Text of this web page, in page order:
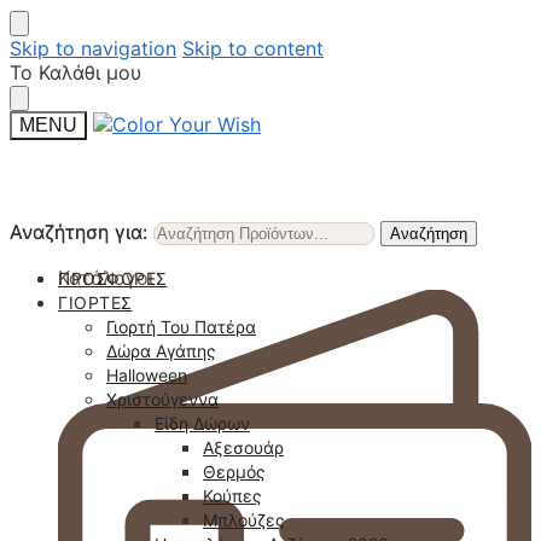
Skip to navigation Skip to content
Το Καλάθι μου
MENU
Αναζήτηση για: Αναζήτηση
Κατάλογοι
Αναζήτηση για: Αναζήτηση
ΠΡΟΣΦΟΡΈΣ
ΓΙΟΡΤΈΣ
Γιορτή Του Πατέρα
Δώρα Αγάπης
Halloween
Χριστούγεννα
Είδη Δώρων
Αξεσουάρ
Θερμός
Κούπες
Μπλούζες